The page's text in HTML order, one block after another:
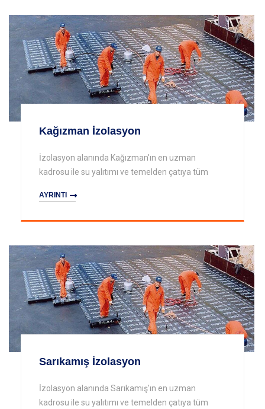
Kağızman İzolasyon
İzolasyon alanında Kağızman'ın en uzman
kadrosu ile su yalıtımı ve temelden çatıya tüm
AYRINTI
Sarıkamış İzolasyon
İzolasyon alanında Sarıkamış'ın en uzman
kadrosu ile su yalıtımı ve temelden çatıya tüm